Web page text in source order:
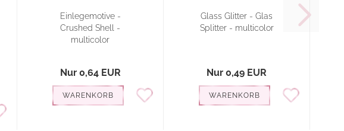
Einlegemotive -
Crushed Shell -
multicolor
Nur 0,64 EUR
WARENKORB
Glass Glitter - Glas
Splitter - multicolor
Nur 0,49 EUR
WARENKORB